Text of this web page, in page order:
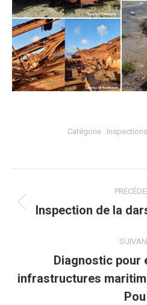
tamarii 4
tamarii 2
Catégorie : Inspections
Navigation
deInspection de la
Diagnostic pour
infrastructures
Pou